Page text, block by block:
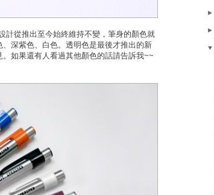
計從推出至今始終維持不變，筆身的顏色就
深紫色、白色。透明色是最後才推出的新
如果還有人看過其他顏色的話請告訴我~~
►
►
▼